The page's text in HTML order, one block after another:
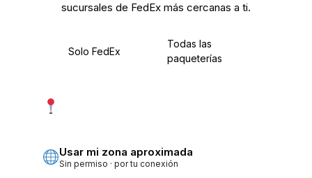
sucursales de FedEx más cercanas a ti.
Solo FedEx
Todas las
paqueterías
Usar mi zona aproximada
Sin permiso · por tu conexión